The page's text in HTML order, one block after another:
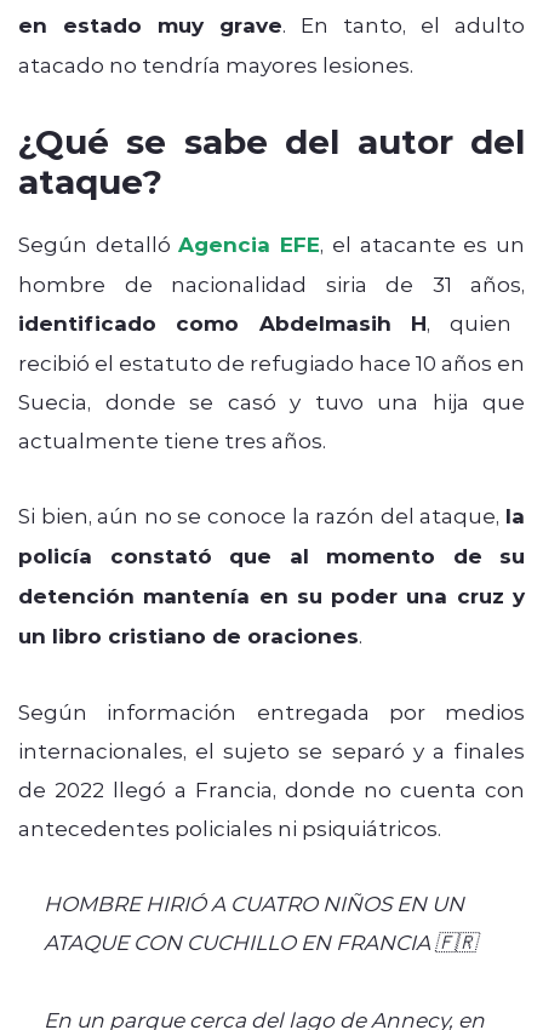
en estado muy grave. En tanto, el adulto
atacado no tendría mayores lesiones.
¿Qué se sabe del autor del
ataque?
Según detallóAgencia EFE, el atacante es un
hombre de nacionalidad siria de 31 años,
identificado como Abdelmasih H, quien
recibió el estatuto de refugiado hace 10 años en
Suecia, donde se casó y tuvo una hija que
actualmente tiene tres años.
Si bien, aún no se conoce la razón del ataque, la
policía constató que al momento de su
detención mantenía en su poder una cruz y
un libro cristiano de oraciones.
Según información entregada por medios
internacionales, el sujeto se separó y a finales
de 2022 llegó a Francia, donde no cuenta con
antecedentes policiales ni psiquiátricos.
HOMBRE HIRIÓ A CUATRO NIÑOS EN UN
ATAQUE CON CUCHILLO EN FRANCIA 🇫🇷
En un parque cerca del lago de Annecy, en